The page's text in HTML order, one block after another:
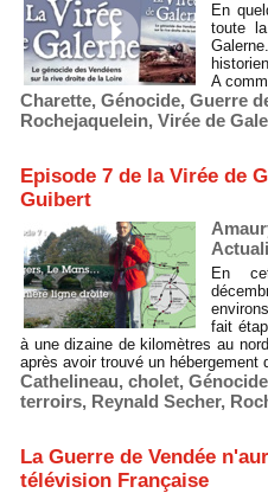
En
toute
A
Charette, Génocide, Guerre
Rochejaquelein, Virée de
Episode 7 de la Virée de
Guibert
En
fait
à une dizaine de kilomètres au
après avoir trouvé un hébergement
Cathelineau, cholet, Génocide
terroirs, Reynald Secher,
La Guerre de Vendée
télévision Française